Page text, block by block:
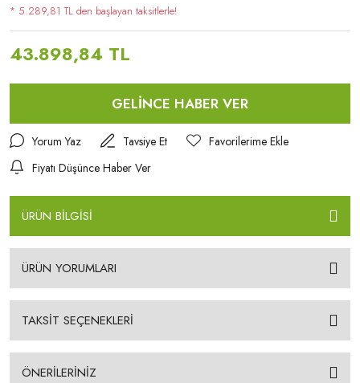
* 5.289,81 TL den başlayan taksitlerle!
43.898,84 TL
GELİNCE HABER VER
Yorum Yaz
Tavsiye Et
Fiyatı Düşünce Haber Ver
ÜRÜN BİLGİSİ
ÜRÜN YORUMLARI
TAKSİT SEÇENEKLERİ
ÖNERİLERİNİZ